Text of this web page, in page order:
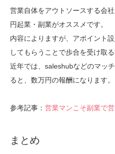
営業自体をアウトソースする会
円起業・副業がオススメです。
内容によりますが、アポイント
してもらうことで歩合を受け取る
近年では、saleshubなどのマッ
ると、数万円の報酬になります。
参考記事： 営業マンこそ副業で
まとめ